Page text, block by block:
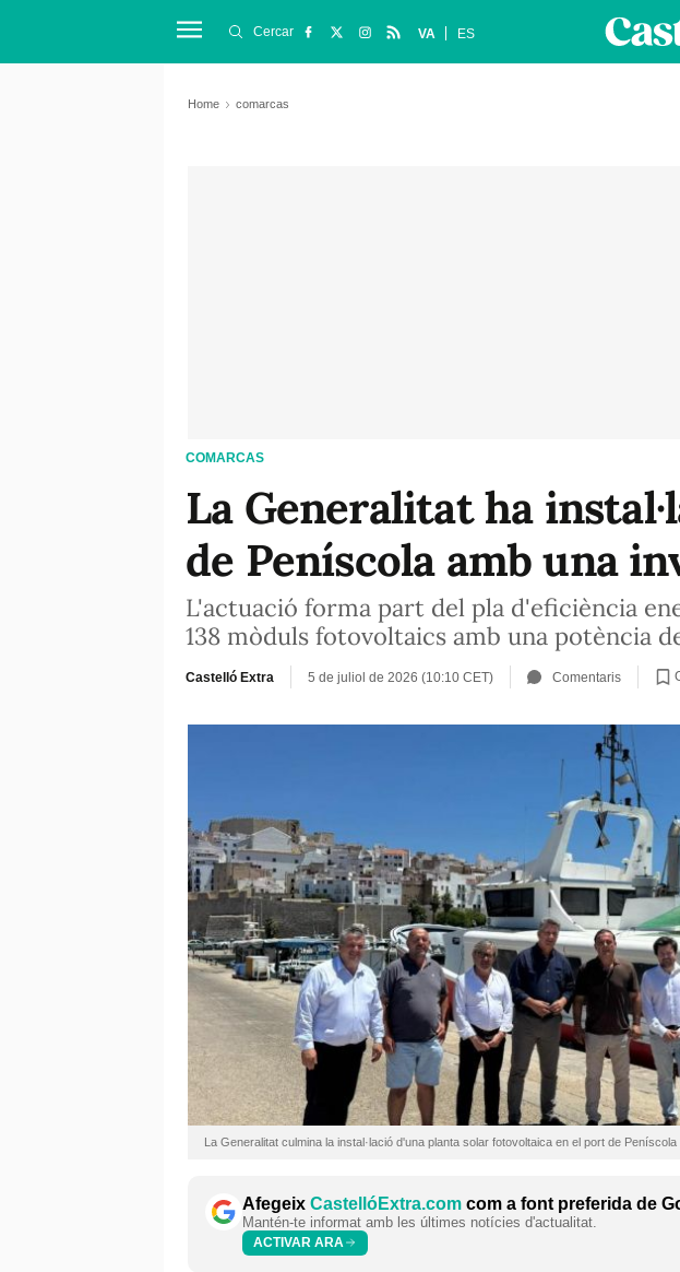
Cercar VA ES
Home comarcas
COMARCAS
La Generalitat ha
de Peníscola amb una
L'actuació forma part del pla d'eficiència
138 mòduls fotovoltaics amb una potència
Castelló Extra 5 de juliol de 2026 (10:10 CET) Comentaris
La Generalitat culmina la instal·lació d'una planta solar fotovoltaica en el port de Peníscola
Afegeix CastellóExtra.com com a font preferida de
Mantén-te informat amb les últimes notícies d'actualitat.
ACTIVAR ARA